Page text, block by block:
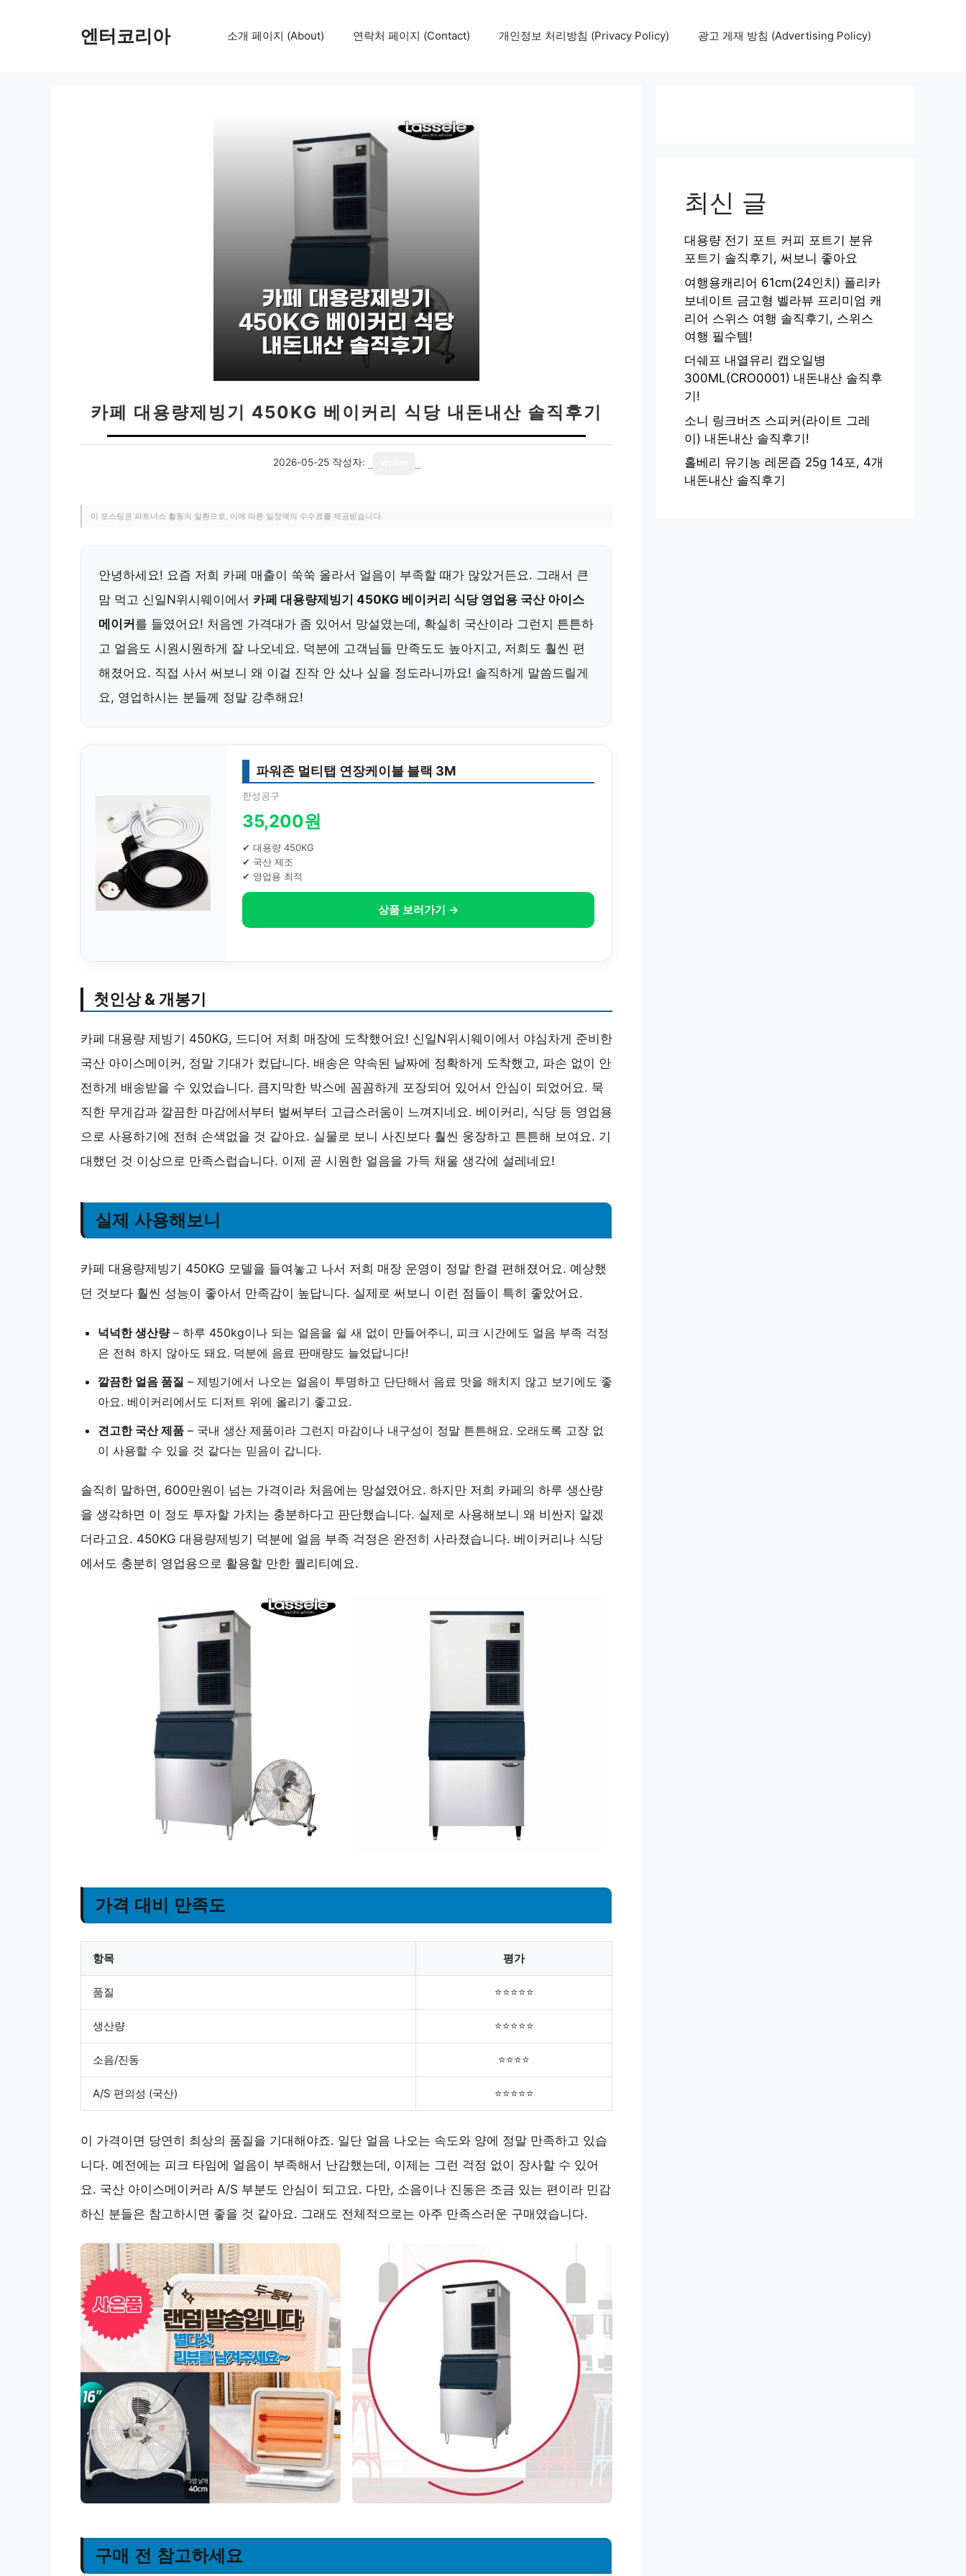
엔터코리아 소개 페이지 (About) 연락처 페이지 (Contact) 개인정보 처리방침 (Privacy Policy) 광고 게재 방침 (Advertising Policy)
카페 대용량제빙기 450KG 베이커리 식당 내돈내산 솔직후기
2026-05-25 작성자:
이 포스팅은 파트너스 활동의 일환으로, 이에 따른 일정액의 수수료를 제공받습니다.
안녕하세요! 요즘 저희 카페 매출이 쑥쑥 올라서 얼음이 부족할 때가 많았거든요. 그래서 큰
맘 먹고 신일N위시웨이에서 카페 대용량제빙기 450KG 베이커리 식당 영업용 국산 아이스
메이커 를 들였어요! 처음엔 가격대가 좀 있어서 망설였는데, 확실히 국산이라 그런지 튼튼하
고 얼음도 시원시원하게 잘 나오네요. 덕분에 고객님들 만족도도 높아지고, 저희도 훨씬 편
해졌어요. 직접 사서 써보니 왜 이걸 진작 안 샀나 싶을 정도라니까요! 솔직하게 말씀드릴게
요, 영업하시는 분들께 정말 강추해요!
파워존 멀티탭 연장케이블 블랙 3M
한성공구
35,200원
✔ 대용량 450KG
✔ 국산 제조
✔ 영업용 최적
상품 보러가기 →
첫인상 & 개봉기
카페 대용량 제빙기 450KG, 드디어 저희 매장에 도착했어요! 신일N위시웨이에서 야심차게 준비한
국산 아이스메이커, 정말 기대가 컸답니다. 배송은 약속된 날짜에 정확하게 도착했고, 파손 없이 안
전하게 배송받을 수 있었습니다. 큼지막한 박스에 꼼꼼하게 포장되어 있어서 안심이 되었어요. 묵
직한 무게감과 깔끔한 마감에서부터 벌써부터 고급스러움이 느껴지네요. 베이커리, 식당 등 영업용
으로 사용하기에 전혀 손색없을 것 같아요. 실물로 보니 사진보다 훨씬 웅장하고 튼튼해 보여요. 기
대했던 것 이상으로 만족스럽습니다. 이제 곧 시원한 얼음을 가득 채울 생각에 설레네요!
실제 사용해보니
카페 대용량제빙기 450KG 모델을 들여놓고 나서 저희 매장 운영이 정말 한결 편해졌어요. 예상했
던 것보다 훨씬 성능이 좋아서 만족감이 높답니다. 실제로 써보니 이런 점들이 특히 좋았어요.
넉넉한 생산량– 하루 450kg이나 되는 얼음을 쉴 새 없이 만들어주니, 피크 시간에도 얼음 부족 걱정
은 전혀 하지 않아도 돼요. 덕분에 음료 판매량도 늘었답니다!
깔끔한 얼음 품질 – 제빙기에서 나오는 얼음이 투명하고 단단해서 음료 맛을 해치지 않고 보기에도 좋
아요. 베이커리에서도 디저트 위에 올리기 좋고요.
견고한 국산 제품 – 국내 생산 제품이라 그런지 마감이나 내구성이 정말 튼튼해요. 오래도록 고장 없
이 사용할 수 있을 것 같다는 믿음이 갑니다.
솔직히 말하면, 600만원이 넘는 가격이라 처음에는 망설였어요. 하지만 저희 카페의 하루 생산량
을 생각하면 이 정도 투자할 가치는 충분하다고 판단했습니다. 실제로 사용해보니 왜 비싼지 알겠
더라고요. 450KG 대용량제빙기 덕분에 얼음 부족 걱정은 완전히 사라졌습니다. 베이커리나 식당
에서도 충분히 영업용으로 활용할 만한 퀄리티예요.
가격 대비 만족도
항목 평가
품질 ⭐⭐⭐⭐⭐
생산량 ⭐⭐⭐⭐⭐
소음/진동 ⭐⭐⭐⭐
A/S 편의성 (국산) ⭐⭐⭐⭐⭐
이 가격이면 당연히 최상의 품질을 기대해야죠. 일단 얼음 나오는 속도와 양에 정말 만족하고 있습
니다. 예전에는 피크 타임에 얼음이 부족해서 난감했는데, 이제는 그런 걱정 없이 장사할 수 있어
요. 국산 아이스메이커라 A/S 부분도 안심이 되고요. 다만, 소음이나 진동은 조금 있는 편이라 민감
하신 분들은 참고하시면 좋을 것 같아요. 그래도 전체적으로는 아주 만족스러운 구매였습니다.
구매 전 참고하세요
최신 글
대용량 전기 포트 커피 포트기 분유
포트기 솔직후기, 써보니 좋아요
여행용캐리어 61cm(24인치) 폴리카
보네이트 금고형 벨라뷰 프리미엄 캐
리어 스위스 여행 솔직후기, 스위스
여행 필수템!
더쉐프 내열유리 캡오일병
300ML(CRO0001) 내돈내산 솔직후
기!
소니 링크버즈 스피커(라이트 그레
이) 내돈내산 솔직후기!
홀베리 유기농 레몬즙 25g 14포, 4개
내돈내산 솔직후기